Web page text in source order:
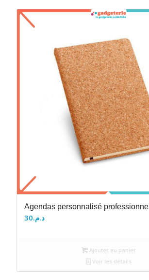
Agendas personnalisé professionnel
د.م.30
Ajouter au panier
Voir les détails